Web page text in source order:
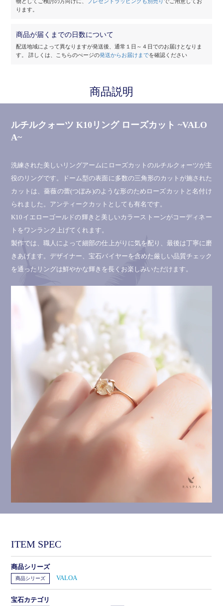
ります。
商品が届くまでの日数について
配送地域によって異なりますが発送後、通常１日～４日でのお届けとなりま
す。
詳しくは、こちらのぺージの発送からお届けまでを確認ください
商品説明
ルチルクォーツ K10リング ローズカット ~VALO
A~
洗練された美しいリングアームにローズカットのルチルクォーツが主
役のリングです。ドーム型の表面に多数の三角形のカットが施された
カットは、薔薇の蕾(つぼみ)のような形のためローズカットと名付け
られました。アンティークカットとしても有名です。
K10イエローゴールドの輝きと美しいカラーストーンがコーディネー
トをワンランク上げてくれます。
製作では、職人によって細部の仕上がりに気を配り、最後は丁寧に磨
きあげます。デザイナー、宝石バイヤーを含めた厳しい品質チェック
を通ったリングは鮮やかな輝きを長くお楽しみいただけます。
ITEM SPEC
商品シリーズ
商品シリーズ VALOA
宝石カテゴリ